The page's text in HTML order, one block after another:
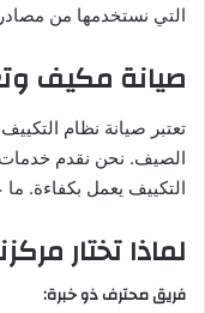
التي نستخدمها من
صيانة مكيف
تعتبر صيانة نظام
الصيف. نحن نقدم
التكييف يعمل بكفاءة.
لماذا تختار
فريق محترف ذو خبرة: